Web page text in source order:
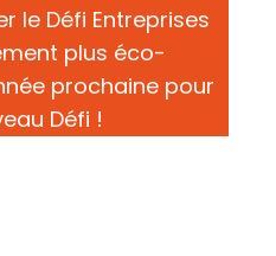
le Défi Entreprises
plus éco-
prochaine pour
Défi !